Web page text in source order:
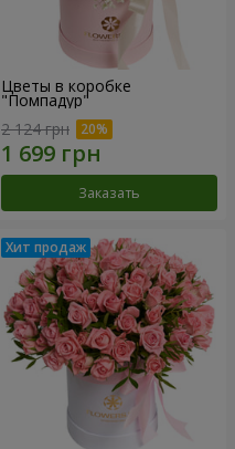
Цветы в коробке
"Помпадур"
2 124 грн
Заказать